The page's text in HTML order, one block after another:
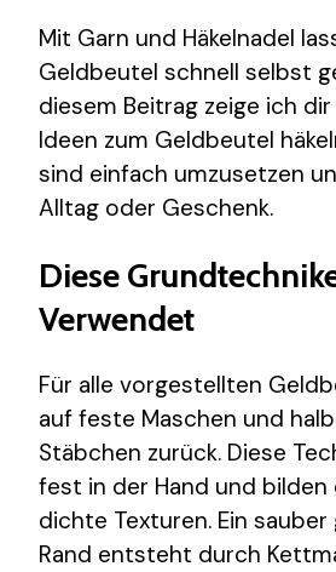
Mit Garn und Häkelnadel
Geldbeutel schnell selbst
diesem Beitrag zeige ich
Ideen zum Geldbeutel
sind einfach umzusetzen
Alltag oder Geschenk.
Diese
Verwendet
Für alle vorgestellten
auf feste Maschen und
Stäbchen zurück. Diese
fest in der Hand und bilden
dichte Texturen. Ein
Rand entsteht durch